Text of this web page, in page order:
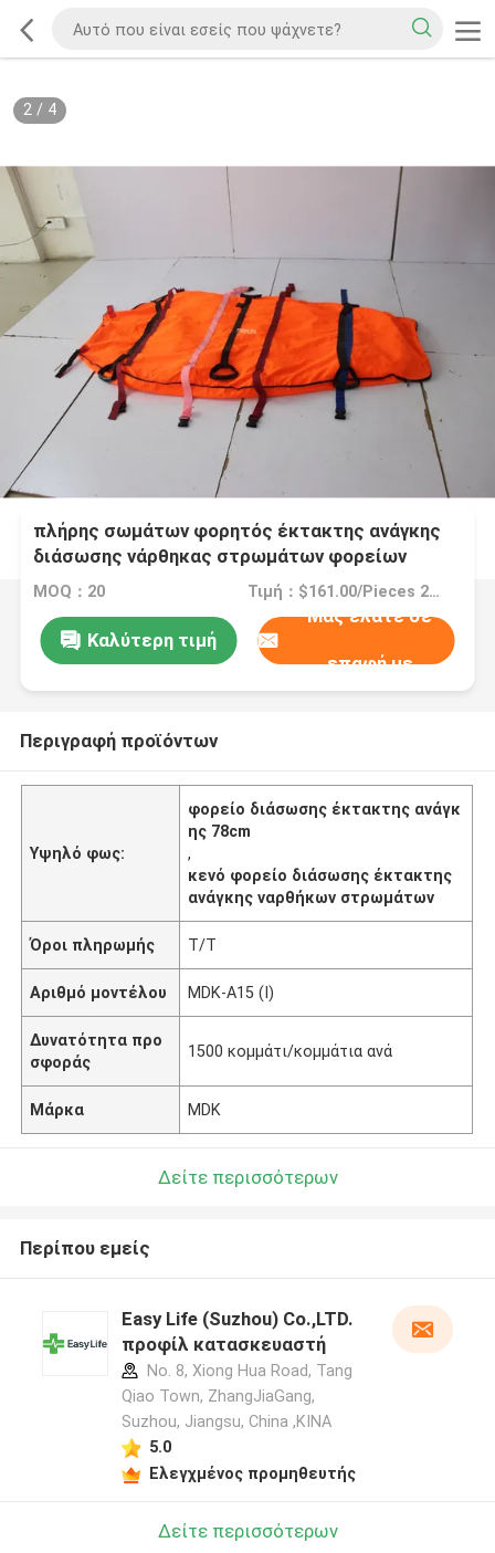
2/ 4
πλήρης σωμάτων φορητός έκτακτης ανάγκης
διάσωσης νάρθηκας στρωμάτων φορείων
κενός
MOQ：20 Τιμή：$161.00/Pieces 20-49 Pieces
Καλύτερη τιμή
Μας ελάτε σε
επαφή με
Περιγραφή προϊόντων
Υψηλό φως:
φορείο διάσωσης έκτακτης ανάγκ
ης 78cm
,
κενό φορείο διάσωσης έκτακτης
ανάγκης ναρθήκων στρωμάτων
Όροι πληρωμής T/T
Αριθμό μοντέλου MDK-A15 (Ι)
Δυνατότητα προ
σφοράς
1500 κομμάτι/κομμάτια ανά
Μάρκα MDK
Δείτε περισσότερων
Περίπου εμείς
Easy Life (Suzhou) Co.,LTD.
προφίλ κατασκευαστή
No. 8, Xiong Hua Road, Tang
Qiao Town, ZhangJiaGang,
Suzhou, Jiangsu, China ,ΚΙΝΑ
5.0
Ελεγχμένος προμηθευτής
Δείτε περισσότερων